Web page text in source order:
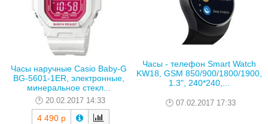
Часы наручные Casio Baby-G
BG-5601-1ER, электронные,
минеральное стекл...
20.02.2017 14:33
4 490 р
Часы - телефон Smart Watch
KW18, GSM 850/900/1800/1900,
1.3", 240*240,...
07.02.2017 17:33